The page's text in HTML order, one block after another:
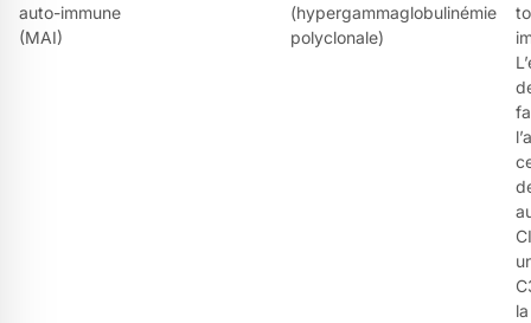
auto-immune
(MAI)
(hypergammaglobulinémie
polyclonale)